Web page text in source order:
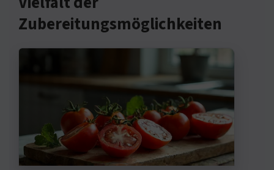
Zubereitungsmöglichkeiten